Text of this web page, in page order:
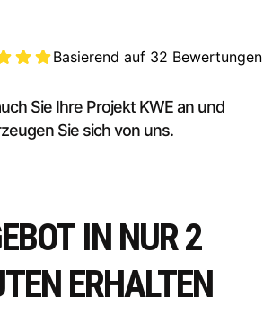
Basierend auf 32 Bewertungen
Sie Ihre Projekt KWE an und
Sie sich von uns.
IN NUR 2
ERHALTEN